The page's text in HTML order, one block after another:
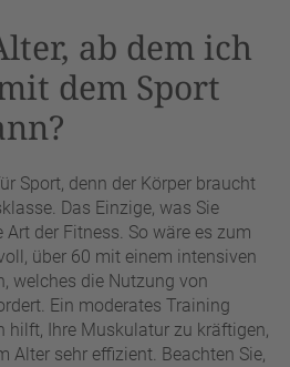
ab dem ich
dem Sport
Sport, denn der Körper braucht
Das Einzige, was Sie
der Fitness. So wäre es zum
über 60 mit einem intensiven
welches die Nutzung von
Ein moderates Training
hilft, Ihre Muskulatur zu kräftigen,
Alter sehr effizient. Beachten Sie,